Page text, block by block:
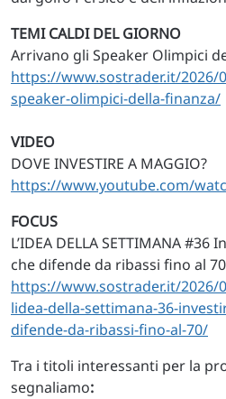
TEMI CALDI DEL GIORNO
Arrivano gli Speaker Olimpici
https://www.sostrader.it/2026/
speaker-olimpici-della-finanza/
VIDEO
DOVE INVESTIRE A MAGGIO?
https://www.youtube.com/
FOCUS
L’IDEA DELLA SETTIMANA
che difende da ribassi fino al
https://www.sostrader.it/2026/
lidea-della-settimana-36-
difende-da-ribassi-fino-al-70/
Tra i titoli interessanti per la
segnaliamo: